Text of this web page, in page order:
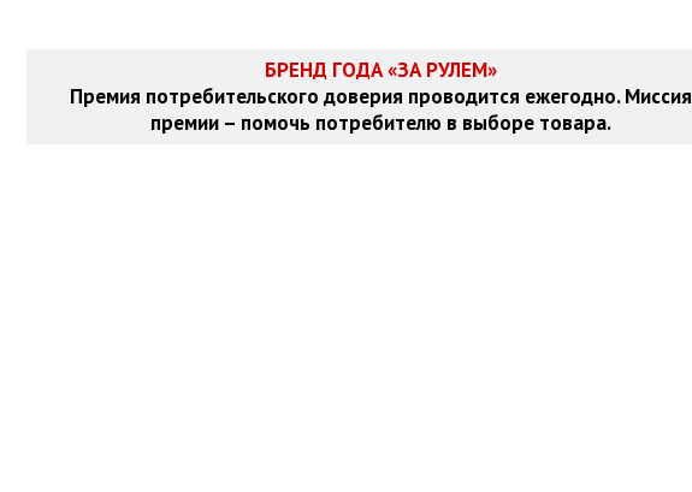
БРЕНД ГОДА «ЗА РУЛЕМ»
Премия потребительского доверия проводится ежегодно. Миссия
премии – помочь потребителю в выборе товара.